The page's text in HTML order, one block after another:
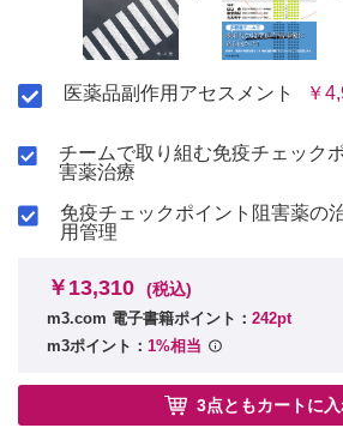
4 循環器障害アセスメント
・心不全
・不整脈
シーン1 ジゴキシン（強心配糖体）による
シーン3 クエチアピン（MARTA）による起
シーン4 ジソピラミド（Ⅰa群抗不整脈薬）
・定義
・疫学
・薬剤性肺障害のリスク因子
・薬剤性肺障害の発生機序
・薬剤性肺障害の臨床病型
・薬剤性肺障害の臨床症状，診断，鑑別診断
・薬剤性肺障害の治療，予後
シーン1 パクリタキセル（タキサン系抗が
・医薬品有害反応の発症機序解析の有用
・医薬品有害反応の発症要因解析の有用
・医薬品有害反応の回避対策解析の有
C.因果関係と重篤度の評価基準
・医薬品副作用の被疑薬との関連性評価
D.中毒性副作用事例の臨床解析
E.アレルギー副作用事例の臨床解析
・症例
第Ⅱ章 副作用アセスメントの実践
1 全身障害アセスメント
シーン1 アンピシリン（β-ラクタム系
医薬品副作用アセスメント ￥
チームで取り組む免疫チェック
害薬治療
免疫チェックポイント阻害薬の
用管理
￥13,310 (税込)
m3.com 電子書籍ポイント： 242pt
m3ポイント： 1%相当
3点ともカートに